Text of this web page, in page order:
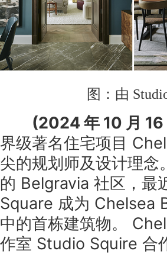
图：由
(2024 年 10 月 16
界级著名住宅项目
尖的规划师及设计理
的 Belgravia 社区，最
Square 成为 Chelsea
中的首栋建筑物。
作室 Studio Squire 合